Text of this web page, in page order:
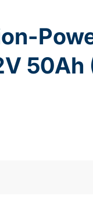
50Ah